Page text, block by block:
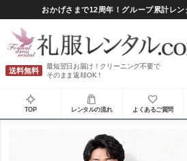
おかげさまで12周年！グループ累計レン
送料無料
最短翌日お届け！クリーニング不要で
そのまま返却OK！
TOP レンタルの流れ よくあるご質問